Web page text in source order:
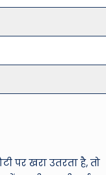
पर खरा उतरता है, तो